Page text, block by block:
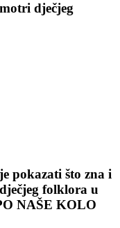
dječjeg
pokazati što zna i
folklora u
NAŠE KOLO